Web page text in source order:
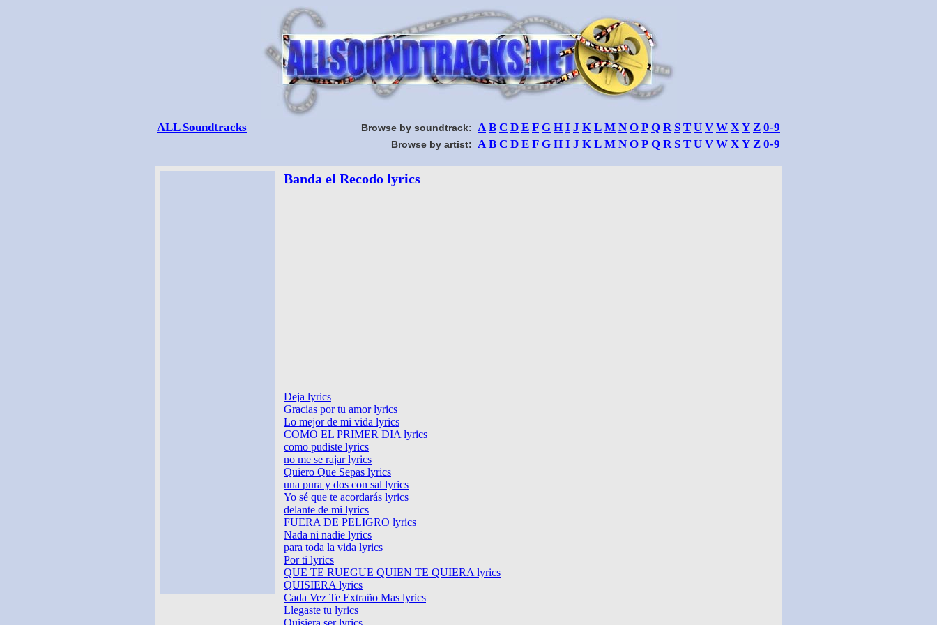
ALL Soundtracks Browse by soundtrack: A B C D E F G H I J K L M N O P Q R S T U V W X Y Z 0-9
Browse by artist: A B C D E F G H I J K L M N O P Q R S T U V W X Y Z 0-9
Banda el Recodo lyrics
Deja lyrics
Gracias por tu amor lyrics
Lo mejor de mi vida lyrics
COMO EL PRIMER DIA lyrics
como pudiste lyrics
no me se rajar lyrics
Quiero Que Sepas lyrics
una pura y dos con sal lyrics
Yo sé que te acordarás lyrics
delante de mi lyrics
FUERA DE PELIGRO lyrics
Nada ni nadie lyrics
para toda la vida lyrics
Por ti lyrics
QUE TE RUEGUE QUIEN TE QUIERA lyrics
QUISIERA lyrics
Cada Vez Te Extraño Mas lyrics
Llegaste tu lyrics
Quisiera ser lyrics